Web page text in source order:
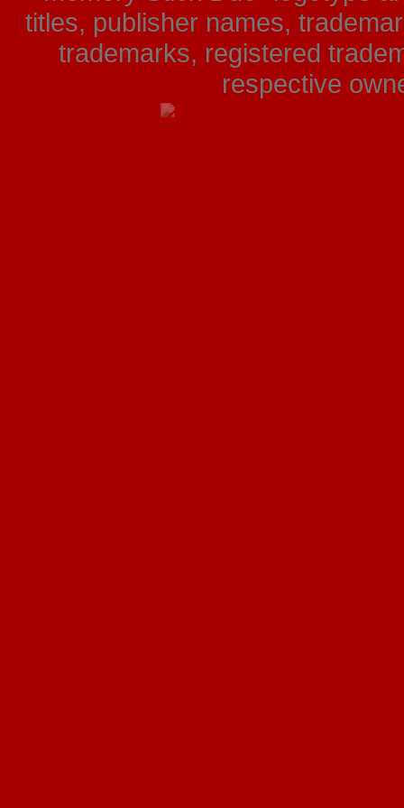
titles, publisher names,
trademarks, registered
respective